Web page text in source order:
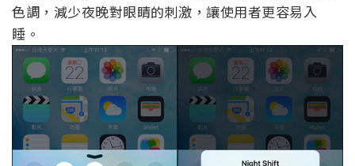
色調，減少夜晚對眼睛的刺激，讓使用者更容易入
睡。